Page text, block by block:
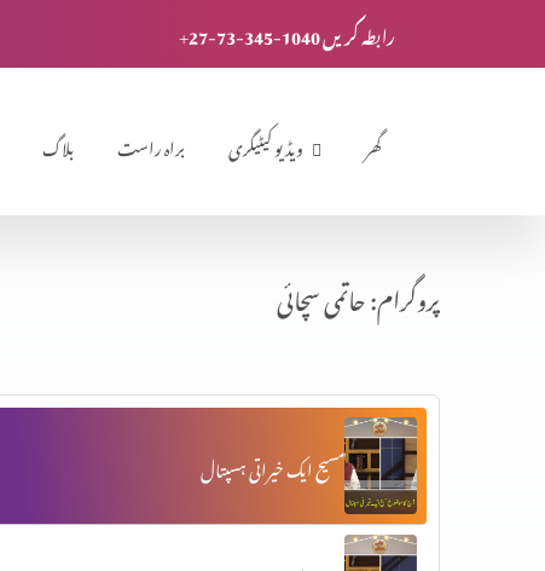
+27-73-345-1040 رابطہ کریں
بلاگ براہ راست ویڈیو کیٹیگری گھر
پروگرام: حاتمی سچائی
مسیح ایک خیراتی ہسپتال